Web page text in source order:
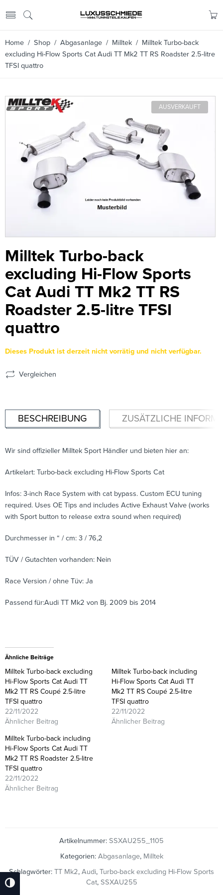
Umschalten Auf Hohe Kontraste
Home / Shop / Abgasanlage / Milltek / Milltek Turbo-back
excluding Hi-Flow Sports Cat Audi TT Mk2 TT RS Roadster 2.5-litre
TFSI quattro
AUSVERKAUFT
Milltek Turbo-back
excluding Hi-Flow Sports
Cat Audi TT Mk2 TT RS
Roadster 2.5-litre TFSI
quattro
Dieses Produkt ist derzeit nicht vorrätig und nicht verfügbar.
Vergleichen
BESCHREIBUNG ZUSÄTZLICHE
Wir sind offizieller Milltek Sport Händler und bieten hier an:
Artikelart: Turbo-back excluding Hi-Flow Sports Cat
Infos: 3-inch Race System with cat bypass. Custom ECU tuning
required. Uses OE Tips and includes Active Exhaust Valve (works
with Sport button to release extra sound when required)
Durchmesser in “ / cm: 3 / 76,2
TÜV / Gutachten vorhanden: Nein
Race Version / ohne Tüv: Ja
Passend für:Audi TT Mk2 von Bj. 2009 bis 2014
Ähnliche Beiträge
Milltek Turbo-back excluding
Hi-Flow Sports Cat Audi TT
Mk2 TT RS Coupé 2.5-litre
TFSI quattro
22/11/2022
Ähnlicher Beitrag
Milltek Turbo-back including
Hi-Flow Sports Cat Audi TT
Mk2 TT RS Coupé 2.5-litre
TFSI quattro
22/11/2022
Ähnlicher Beitrag
Milltek Turbo-back including
Hi-Flow Sports Cat Audi TT
Mk2 TT RS Roadster 2.5-litre
TFSI quattro
22/11/2022
Ähnlicher Beitrag
Artikelnummer: SSXAU255_1105
Kategorien: Abgasanlage, Milltek
Schlagwörter: TT Mk2, Audi, Turbo-back excluding Hi-Flow Sports
Cat, SSXAU255